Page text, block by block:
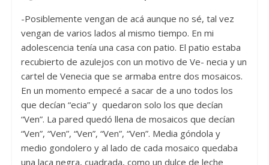
-Posiblemente vengan de acá aunque no sé, tal vez
vengan de varios lados al mismo tiempo. En mi
adolescencia tenía una casa con patio. El patio estaba
recubierto de azulejos con un motivo de Ve- necia y un
cartel de Venecia que se armaba entre dos mosaicos.
En un momento empecé a sacar de a uno todos los
que decían “ecia” y quedaron solo los que decían
“Ven”. La pared quedó llena de mosaicos que decían
“Ven”, “Ven”, “Ven”, “Ven”, “Ven”. Media góndola y
medio gondolero y al lado de cada mosaico quedaba
una laca negra, cuadrada, como un dulce de leche